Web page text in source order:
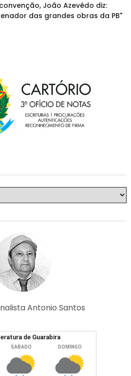
João Azevêdo diz:
das grandes obras da PB"
Antonio Santos